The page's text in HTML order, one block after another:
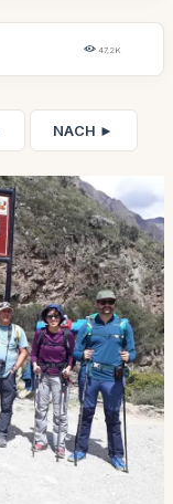
47,2K
NACH ►